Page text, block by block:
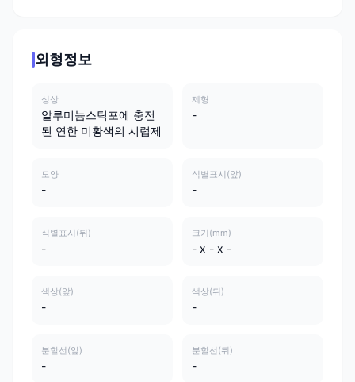
외형정보
성상
알루미늄스틱포에 충전
된 연한 미황색의 시럽제
제형
-
모양
-
식별표시(앞)
-
식별표시(뒤)
-
크기(mm)
- x - x -
색상(앞)
-
색상(뒤)
-
분할선(앞)
-
분할선(뒤)
-